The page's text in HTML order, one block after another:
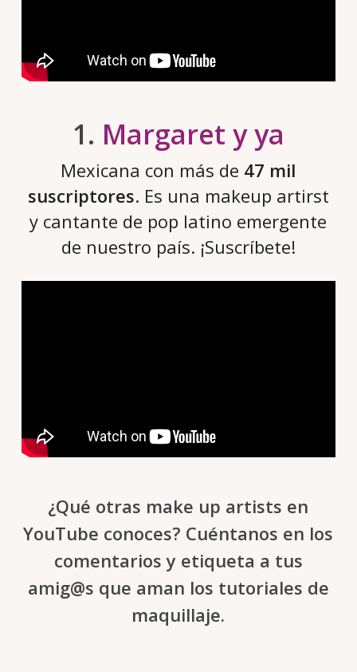
1. Margaret y ya
Mexicana con más de 47 mil
suscriptores. Es una makeup artirst
y cantante de pop latino emergente
de nuestro país. ¡Suscríbete!
¿Qué otras make up artists en
YouTube conoces? Cuéntanos en los
comentarios y etiqueta a tus
amig@s que aman los tutoriales de
maquillaje.